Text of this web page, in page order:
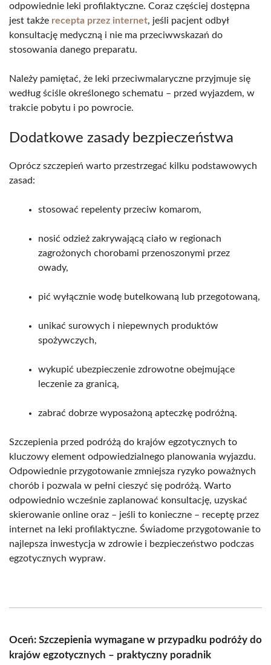
odpowiednie leki profilaktyczne. Coraz częściej dostępna
jest także recepta przez internet, jeśli pacjent odbył
konsultację medyczną i nie ma przeciwwskazań do
stosowania danego preparatu.
Należy pamiętać, że leki przeciwmalaryczne przyjmuje się
według ściśle określonego schematu – przed wyjazdem, w
trakcie pobytu i po powrocie.
Dodatkowe zasady bezpieczeństwa
Oprócz szczepień warto przestrzegać kilku podstawowych
zasad:
stosować repelenty przeciw komarom,
nosić odzież zakrywającą ciało w regionach
zagrożonych chorobami przenoszonymi przez
owady,
pić wyłącznie wodę butelkowaną lub przegotowaną,
unikać surowych i niepewnych produktów
spożywczych,
wykupić ubezpieczenie zdrowotne obejmujące
leczenie za granicą,
zabrać dobrze wyposażoną apteczkę podróżną.
Szczepienia przed podróżą do krajów egzotycznych to
kluczowy element odpowiedzialnego planowania wyjazdu.
Odpowiednie przygotowanie zmniejsza ryzyko poważnych
chorób i pozwala w pełni cieszyć się podróżą. Warto
odpowiednio wcześnie zaplanować konsultację, uzyskać
skierowanie online oraz – jeśli to konieczne – receptę przez
internet na leki profilaktyczne. Świadome przygotowanie to
najlepsza inwestycja w zdrowie i bezpieczeństwo podczas
egzotycznych wypraw.
Oceń: Szczepienia wymagane w przypadku podróży do
krajów egzotycznych – praktyczny poradnik